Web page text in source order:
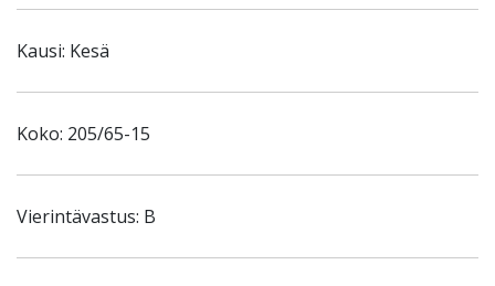
Kausi: Kesä
Koko: 205/65-15
Vierintävastus: B